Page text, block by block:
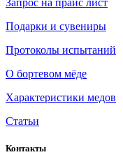
Запрос на прайс лист
Подарки и сувениры
Протоколы испытаний
О бортевом мёде
Характеристики медов
Статьи
Контакты